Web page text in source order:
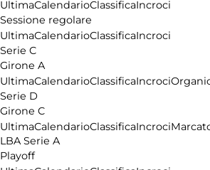
UltimaCalendarioClassificaIncroci
Sessione regolare
UltimaCalendarioClassificaIncroci
Serie C
Girone A
UltimaCalendarioClassificaIncroci
Serie D
Girone C
UltimaCalendarioClassificaIncroci
LBA Serie A
Playoff